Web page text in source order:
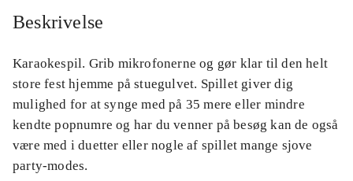
Beskrivelse
Karaokespil. Grib mikrofonerne og gør klar til den helt
store fest hjemme på stuegulvet. Spillet giver dig
mulighed for at synge med på 35 mere eller mindre
kendte popnumre og har du venner på besøg kan de også
være med i duetter eller nogle af spillet mange sjove
party-modes.